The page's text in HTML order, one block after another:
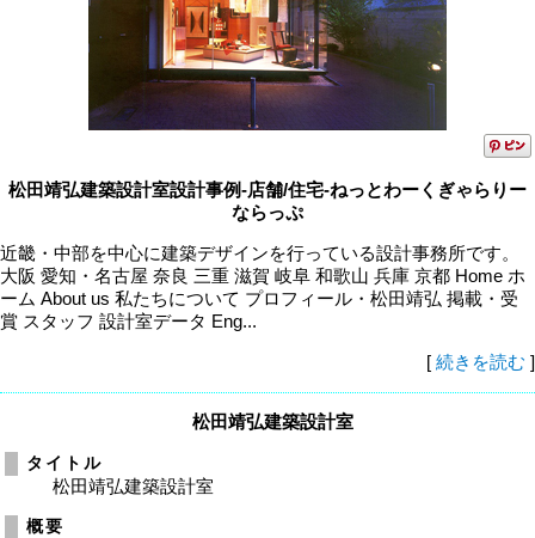
松田靖弘建築設計室設計事例-店舗/住宅-ねっとわーくぎゃらりー
ならっぷ
近畿・中部を中心に建築デザインを行っている設計事務所です。
大阪 愛知・名古屋 奈良 三重 滋賀 岐阜 和歌山 兵庫 京都 Home ホ
ーム About us 私たちについて プロフィール・松田靖弘 掲載・受
賞 スタッフ 設計室データ Eng...
[ 続きを読む ]
松田靖弘建築設計室
タイトル
松田靖弘建築設計室
概要